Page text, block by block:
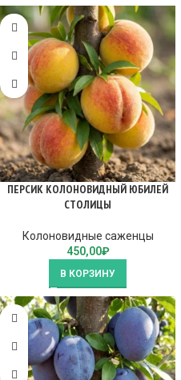
ПЕРСИК КОЛОНОВИДНЫЙ ЮБИЛЕЙ
СТОЛИЦЫ
Колоновидные саженцы
450,00₽
В КОРЗИНУ